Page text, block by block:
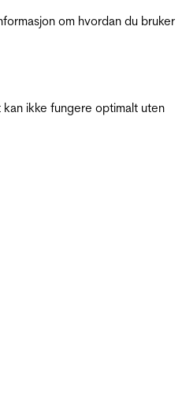
om hvordan du bruker
ikke fungere optimalt uten